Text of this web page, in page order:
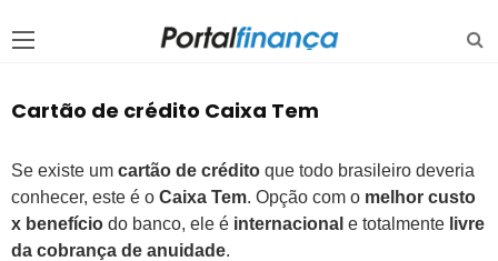
Cartão de crédito Caixa Tem
Se existe um cartão de crédito que todo brasileiro deveria
conhecer, este é o Caixa Tem. Opção com o melhor custo
x benefício do banco, ele é internacional e totalmente livre
da cobrança de anuidade.